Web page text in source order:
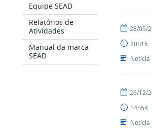
Equipe SEAD
Relatórios de
Atividades
Manual da marca
SEAD
por
-
SEAD
publicado
28/05/
20h16
Notícia
por
-
SEAD
publicado
26/12/
14h54
Notícia